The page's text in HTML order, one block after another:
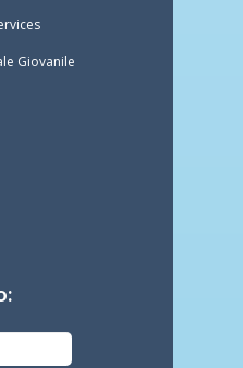
Giovanile